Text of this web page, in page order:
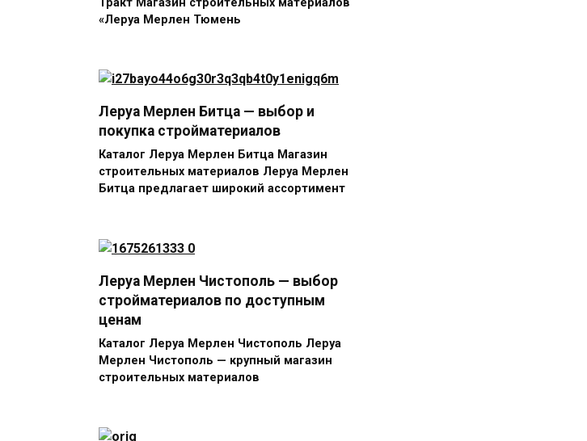
«Леруа Мерлен Тюмень
Леруа Мерлен Битца — выбор и
покупка стройматериалов
Каталог Леруа Мерлен Битца Магазин
строительных материалов Леруа Мерлен
Битца предлагает широкий ассортимент
Леруа Мерлен Чистополь — выбор
стройматериалов по доступным
ценам
Каталог Леруа Мерлен Чистополь Леруа
Мерлен Чистополь — крупный магазин
строительных материалов